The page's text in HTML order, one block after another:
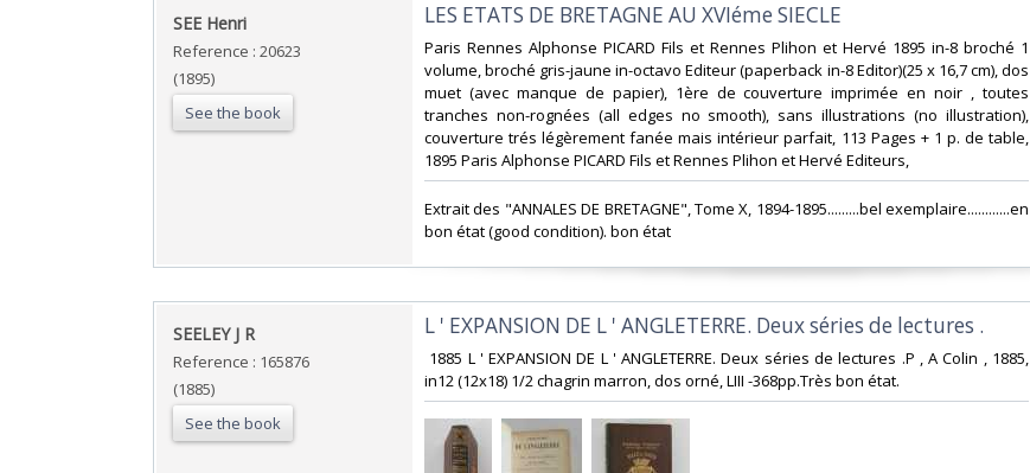
‎SEE Henri‎
Reference : 20623
(1895)
See the book
‎LES ETATS DE BRETAGNE AU XVIéme SIECLE‎
‎Paris Rennes Alphonse PICARD Fils et Rennes Plihon et Hervé 1895 in-8 broché 1
volume, broché gris-jaune in-octavo Editeur (paperback in-8 Editor)(25 x 16,7 cm), dos
muet (avec manque de papier), 1ère de couverture imprimée en noir , toutes
tranches non-rognées (all edges no smooth), sans illustrations (no illustration),
couverture trés légèrement fanée mais intérieur parfait, 113 Pages + 1 p. de table,
1895 Paris Alphonse PICARD Fils et Rennes Plihon et Hervé Editeurs, ‎
‎Extrait des "ANNALES DE BRETAGNE", Tome X, 1894-1895.........bel exemplaire............en
bon état (good condition). bon état ‎
‎SEELEY J R‎
Reference : 165876
(1885)
See the book
‎L ' EXPANSION DE L ' ANGLETERRE. Deux séries de lectures .‎
‎ 1885 L ' EXPANSION DE L ' ANGLETERRE. Deux séries de lectures .P , A Colin , 1885,
in12 (12x18) 1/2 chagrin marron, dos orné, LIII -368pp.Très bon état. ‎